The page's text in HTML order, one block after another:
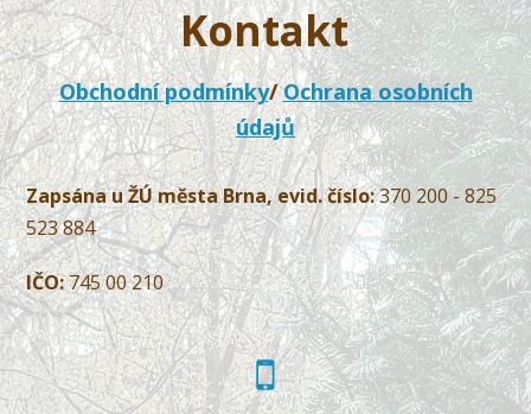
Kontakt
Obchodní podmínky/Ochrana osobních
údajů
Zapsána u ŽÚ města Brna, evid. číslo:370 200 - 825
523 884
IČO:745 00 210